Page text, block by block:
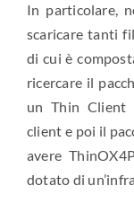
In particolare,
scaricare tanti
di cui è
ricercare il
un Thin Client
client e poi il
avere
dotato di